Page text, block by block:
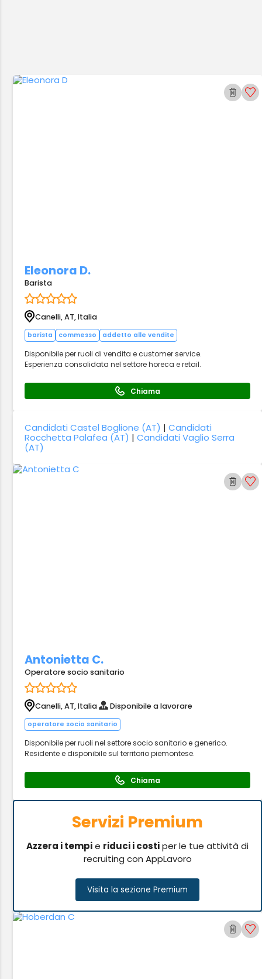
Eleonora D.
Barista
Canelli, AT, Italia
barista commesso addetto alle vendite
Disponibile per ruoli di vendita e customer service.
Esperienza consolidata nel settore horeca e retail.
Chiama
Candidati Castel Boglione (AT) |Candidati
Rocchetta Palafea (AT) |Candidati Vaglio Serra
(AT)
Antonietta C.
Operatore socio sanitario
Canelli, AT, Italia Disponibile a lavorare
operatore socio sanitario
Disponibile per ruoli nel settore socio sanitario e generico.
Residente e disponibile sul territorio piemontese.
Chiama
Servizi Premium
Azzera i tempie riduci i costiper le tue attività di
recruiting con AppLavoro
Visita la sezione Premium